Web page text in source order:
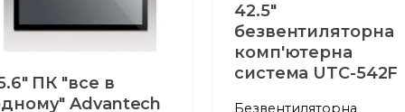
42.5"
безвентиляторна
комп'ютерна
система UTC-542F
Безвентиляторна
ПК "все в
Advantech